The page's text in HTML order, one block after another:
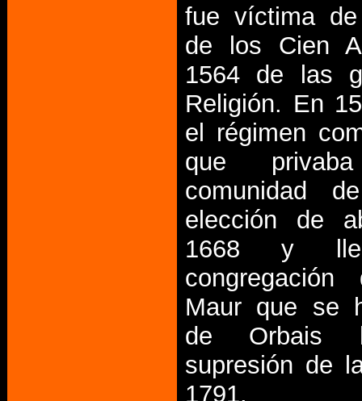
fue víctima
de los Cien
1564 de las
Religión. En
el régimen
que
comunidad
elección de
1668 y
Maur que se
de Orbais
supresión de
1791.